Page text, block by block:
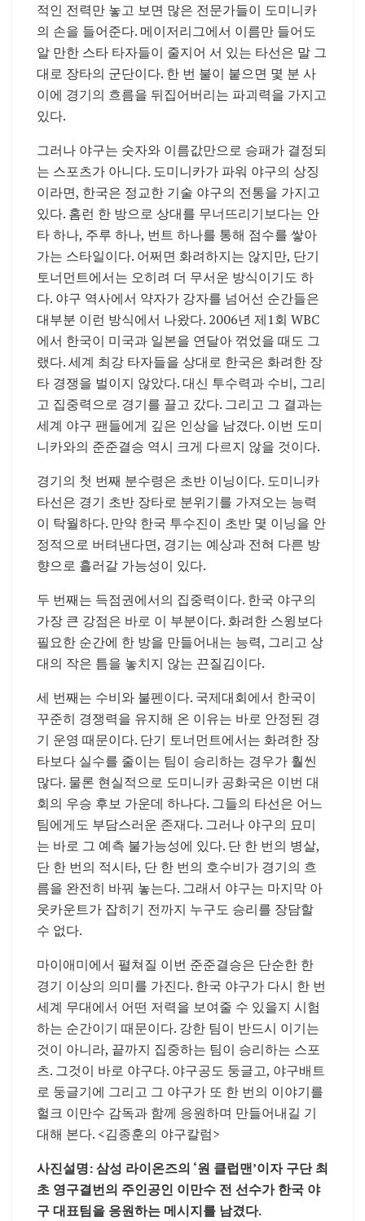
적인 전력만 놓고 보면 많은 전문가들이 도미니카
의 손을 들어준다. 메이저리그에서 이름만 들어도
알 만한 스타 타자들이 줄지어 서 있는 타선은 말 그
대로 장타의 군단이다. 한 번 불이 붙으면 몇 분 사
이에 경기의 흐름을 뒤집어버리는 파괴력을 가지고
있다.
그러나 야구는 숫자와 이름값만으로 승패가 결정되
는 스포츠가 아니다. 도미니카가 파워 야구의 상징
이라면, 한국은 정교한 기술 야구의 전통을 가지고
있다. 홈런 한 방으로 상대를 무너뜨리기보다는 안
타 하나, 주루 하나, 번트 하나를 통해 점수를 쌓아
가는 스타일이다. 어쩌면 화려하지는 않지만, 단기
토너먼트에서는 오히려 더 무서운 방식이기도 하
다. 야구 역사에서 약자가 강자를 넘어선 순간들은
대부분 이런 방식에서 나왔다. 2006년 제1회 WBC
에서 한국이 미국과 일본을 연달아 꺾었을 때도 그
랬다. 세계 최강 타자들을 상대로 한국은 화려한 장
타 경쟁을 벌이지 않았다. 대신 투수력과 수비, 그리
고 집중력으로 경기를 끌고 갔다. 그리고 그 결과는
세계 야구 팬들에게 깊은 인상을 남겼다. 이번 도미
니카와의 준준결승 역시 크게 다르지 않을 것이다.
경기의 첫 번째 분수령은 초반 이닝이다. 도미니카
타선은 경기 초반 장타로 분위기를 가져오는 능력
이 탁월하다. 만약 한국 투수진이 초반 몇 이닝을 안
정적으로 버텨낸다면, 경기는 예상과 전혀 다른 방
향으로 흘러갈 가능성이 있다.
두 번째는 득점권에서의 집중력이다. 한국 야구의
가장 큰 강점은 바로 이 부분이다. 화려한 스윙보다
필요한 순간에 한 방을 만들어내는 능력, 그리고 상
대의 작은 틈을 놓치지 않는 끈질김이다.
세 번째는 수비와 불펜이다. 국제대회에서 한국이
꾸준히 경쟁력을 유지해 온 이유는 바로 안정된 경
기 운영 때문이다. 단기 토너먼트에서는 화려한 장
타보다 실수를 줄이는 팀이 승리하는 경우가 훨씬
많다. 물론 현실적으로 도미니카 공화국은 이번 대
회의 우승 후보 가운데 하나다. 그들의 타선은 어느
팀에게도 부담스러운 존재다. 그러나 야구의 묘미
는 바로 그 예측 불가능성에 있다. 단 한 번의 병살,
단 한 번의 적시타, 단 한 번의 호수비가 경기의 흐
름을 완전히 바꿔 놓는다. 그래서 야구는 마지막 아
웃카운트가 잡히기 전까지 누구도 승리를 장담할
수 없다.
마이애미에서 펼쳐질 이번 준준결승은 단순한 한
경기 이상의 의미를 가진다. 한국 야구가 다시 한 번
세계 무대에서 어떤 저력을 보여줄 수 있을지 시험
하는 순간이기 때문이다. 강한 팀이 반드시 이기는
것이 아니라, 끝까지 집중하는 팀이 승리하는 스포
츠. 그것이 바로 야구다. 야구공도 둥글고, 야구배트
로 둥글기에 그리고 그 야구가 또 한 번의 이야기를
헐크 이만수 감독과 함께 응원하며 만들어내길 기
대해 본다. <김종훈의 야구칼럼>
사진설명: 삼성 라이온즈의 ‘원 클럽맨’이자 구단 최
초 영구결번의 주인공인 이만수 전 선수가 한국 야
구 대표팀을 응원하는 메시지를 남겼다.